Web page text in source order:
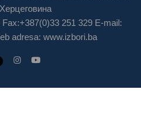
251 329 E-mail:
adresa: www.izbori.ba